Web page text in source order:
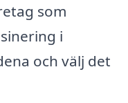
som
i
och välj det